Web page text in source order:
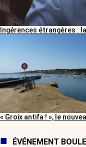
Ingérences étrangères :
« Groix antifa ! », le
ÉVÉNEMENT